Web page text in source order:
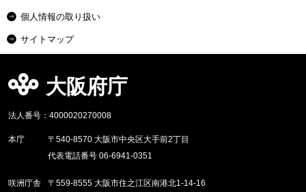
個人情報の取り扱い
サイトマップ
大阪府庁
法人番号：4000020270008
本庁
〒540-8570 大阪市中央区大手前2丁目
代表電話番号 06-6941-0351
咲洲庁舎 〒559-8555 大阪市住之江区南港北1-14-16